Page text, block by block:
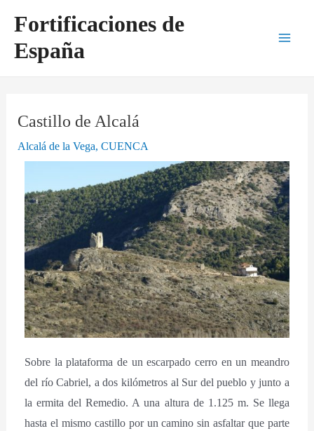
contenido
Fortificaciones de
España
Castillo de Alcalá
Alcalá de la Vega,CUENCA
Sobre la plataforma de un escarpado cerro en un meandro
del río Cabriel, a dos kilómetros al Sur del pueblo y junto a
la ermita del Remedio. A una altura de 1.125 m. Se llega
hasta el mismo castillo por un camino sin asfaltar que parte
de
entradas